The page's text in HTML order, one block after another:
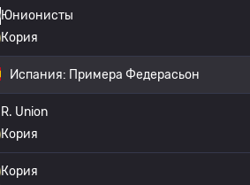
Юнионисты
Кория
Испания: Примера Федерасьон
R. Union
Кория
Кория